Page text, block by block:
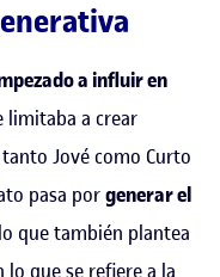
a influir en
limitaba a crear
Jové como Curto
pasa porgenerar el
que también plantea
lo que se refiere a la